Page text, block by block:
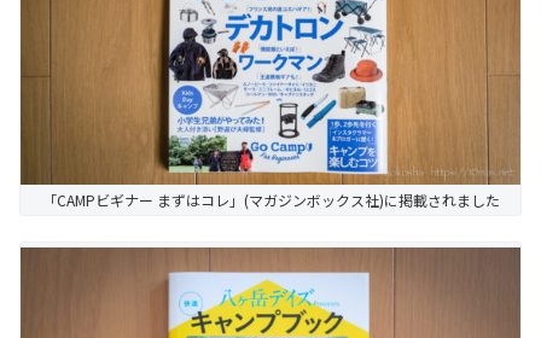
「CAMPビギナー まずはコレ」(マガジンボックス社)に掲載されました